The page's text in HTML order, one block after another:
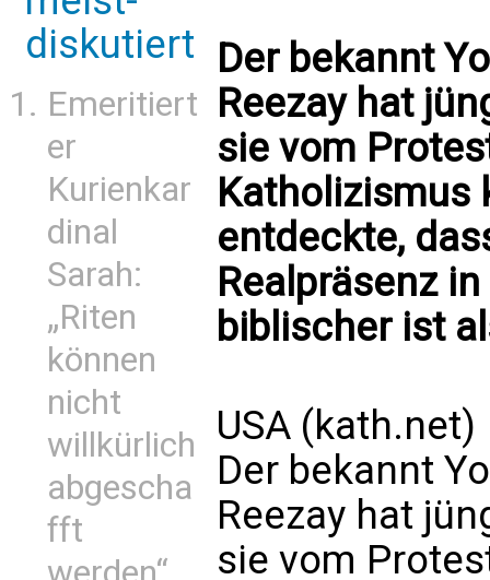
diskutiert
Emeritiert
er
Kurienkar
dinal
Sarah:
„Riten
können
nicht
willkürlich
abgescha
fft
Der bekannt
Reezay hat
sie vom
Katholizismus
entdeckte,
Realpräsenz
biblischer ist
USA (kath.net)
Der bekannt
Reezay hat
sie vom